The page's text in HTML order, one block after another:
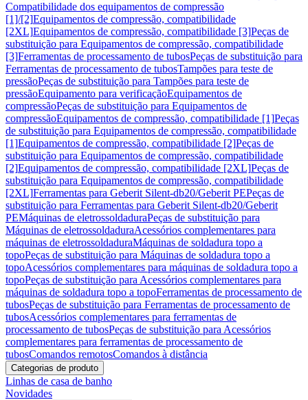
Compatibilidade dos equipamentos de compressão
[1]/[2]Equipamentos de compressão, compatibilidade
[2XL]Equipamentos de compressão, compatibilidade [3]Peças de
substituição para Equipamentos de compressão, compatibilidade
[3]Ferramentas de processamento de tubosPeças de substituição para
Ferramentas de processamento de tubosTampões para teste de
pressãoPeças de substituição para Tampões para teste de
pressãoEquipamento para verificaçãoEquipamentos de
compressãoPeças de substituição para Equipamentos de
compressãoEquipamentos de compressão, compatibilidade [1]Peças
de substituição para Equipamentos de compressão, compatibilidade
[1]Equipamentos de compressão, compatibilidade [2]Peças de
substituição para Equipamentos de compressão, compatibilidade
[2]Equipamentos de compressão, compatibilidade [2XL]Peças de
substituição para Equipamentos de compressão, compatibilidade
[2XL]Ferramentas para Geberit Silent-db20/Geberit PEPeças de
substituição para Ferramentas para Geberit Silent-db20/Geberit
PEMáquinas de eletrossoldaduraPeças de substituição para
Máquinas de eletrossoldaduraAcessórios complementares para
máquinas de eletrossoldaduraMáquinas de soldadura topo a
topoPeças de substituição para Máquinas de soldadura topo a
topoAcessórios complementares para máquinas de soldadura topo a
topoPeças de substituição para Acessórios complementares para
máquinas de soldadura topo a topoFerramentas de processamento de
tubosPeças de substituição para Ferramentas de processamento de
tubosAcessórios complementares para ferramentas de
processamento de tubosPeças de substituição para Acessórios
complementares para ferramentas de processamento de
tubosComandos remotosComandos à distância
Categorias de produto
Linhas de casa de banho
Novidades